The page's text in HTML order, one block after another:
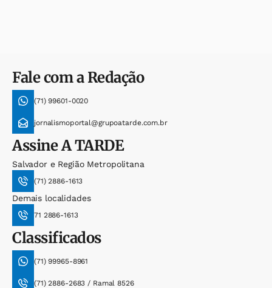
Fale com a Redação
(71) 99601-0020
jornalismoportal@grupoatarde.com.br
AssineA TARDE
Salvador e Região Metropolitana
(71) 2886-1613
Demais localidades
71 2886-1613
Classificados
(71) 99965-8961
(71) 2886-2683 / Ramal 8526